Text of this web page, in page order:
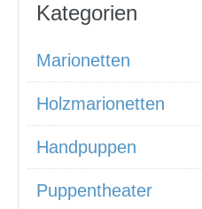
Kategorien
Marionetten
Holzmarionetten
Handpuppen
Puppentheater